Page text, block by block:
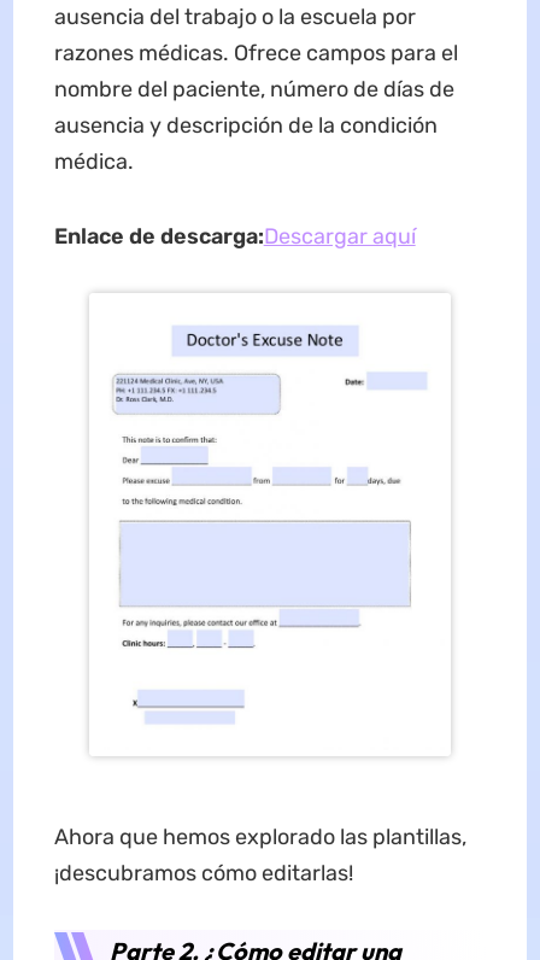
ausencia del trabajo o la escuela por
razones médicas. Ofrece campos para el
nombre del paciente, número de días de
ausencia y descripción de la condición
médica.
Enlace de descarga:Descargar aquí
Ahora que hemos explorado las plantillas,
¡descubramos cómo editarlas!
Parte 2. ¿Cómo editar una